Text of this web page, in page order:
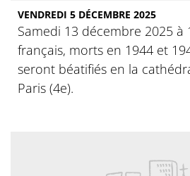
VENDREDI 5 DÉCEMBRE 2025
Samedi 13 décembre 2025 à
français, morts en 1944 et
seront béatifiés en la
Paris (4e).